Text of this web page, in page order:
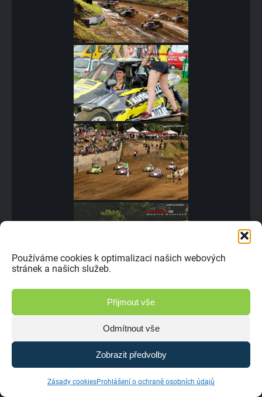
Používáme cookies k optimalizaci našich webových
stránek a našich služeb.
Přijmout vše
Odmítnout vše
Zobrazit předvolby
Zásady cookiesProhlášení o ochraně osobních údajů